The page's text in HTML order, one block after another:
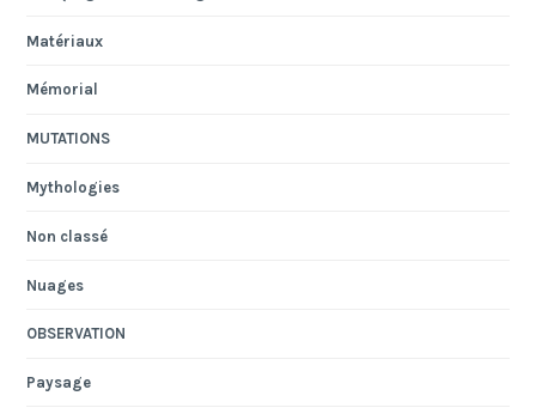
Matériaux
Mémorial
MUTATIONS
Mythologies
Non classé
Nuages
OBSERVATION
Paysage